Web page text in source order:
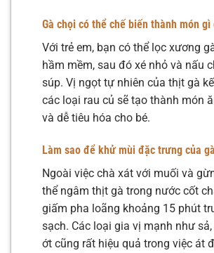
Gà chọi có thể chế biến thành món gì
Với trẻ em, bạn có thể lọc xương
hầm mềm, sau đó xé nhỏ và nấu
súp. Vị ngọt tự nhiên của thịt gà
các loại rau củ sẽ tạo thành món
và dễ tiêu hóa cho bé.
Làm sao để khử mùi đặc trưng của
Ngoài việc chà xát với muối và
thể ngâm thịt gà trong nước cốt
giấm pha loãng khoảng 15 phút
sạch. Các loại gia vị mạnh như
ớt cũng rất hiệu quả trong việc át